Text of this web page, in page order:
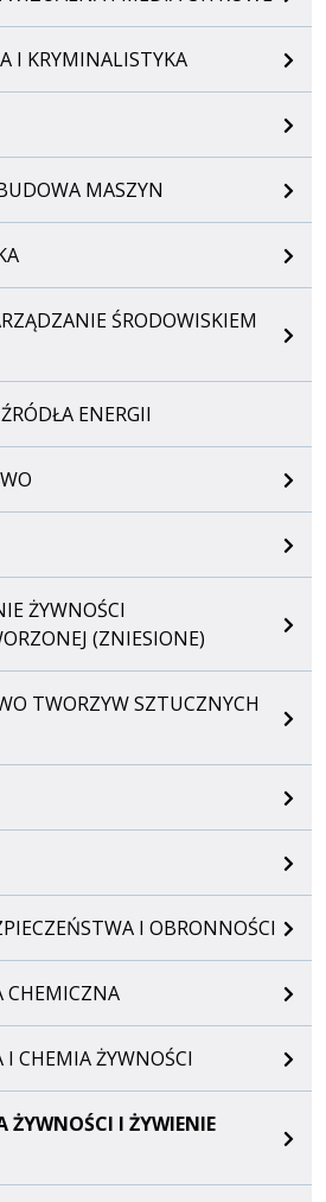
I KRYMINALISTYKA
MASZYN
ŚRODOWISKIEM
ENERGII
ŻYWNOŚCI
(ZNIESIONE)
TWORZYW SZTUCZNYCH
I OBRONNOŚCI
CHEMICZNA
CHEMIA ŻYWNOŚCI
ŻYWNOŚCI I ŻYWIENIE